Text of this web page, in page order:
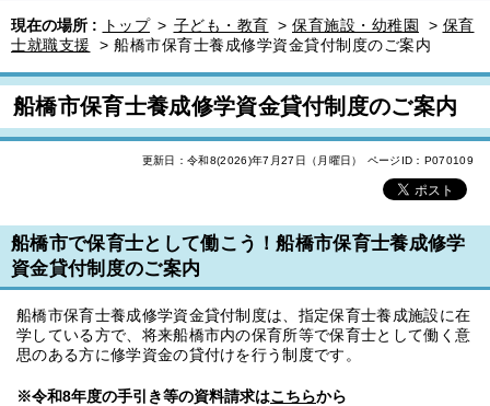
現在の場所 : トップ > 子ども・教育 > 保育施設・幼稚園 > 保育
士就職支援
> 船橋市保育士養成修学資金貸付制度のご案内
船橋市保育士養成修学資金貸付制度のご案内
更新日：令和8(2026)年7月27日（月曜日） ページID：P070109
船橋市で保育士として働こう！船橋市保育士養成修学
資金貸付制度のご案内
船橋市保育士養成修学資金貸付制度は、指定保育士養成施設に在
学している方で、将来船橋市内の保育所等で保育士として働く意
思のある方に修学資金の貸付けを行う制度です。
※令和8年度の手引き等の資料請求はこちらから